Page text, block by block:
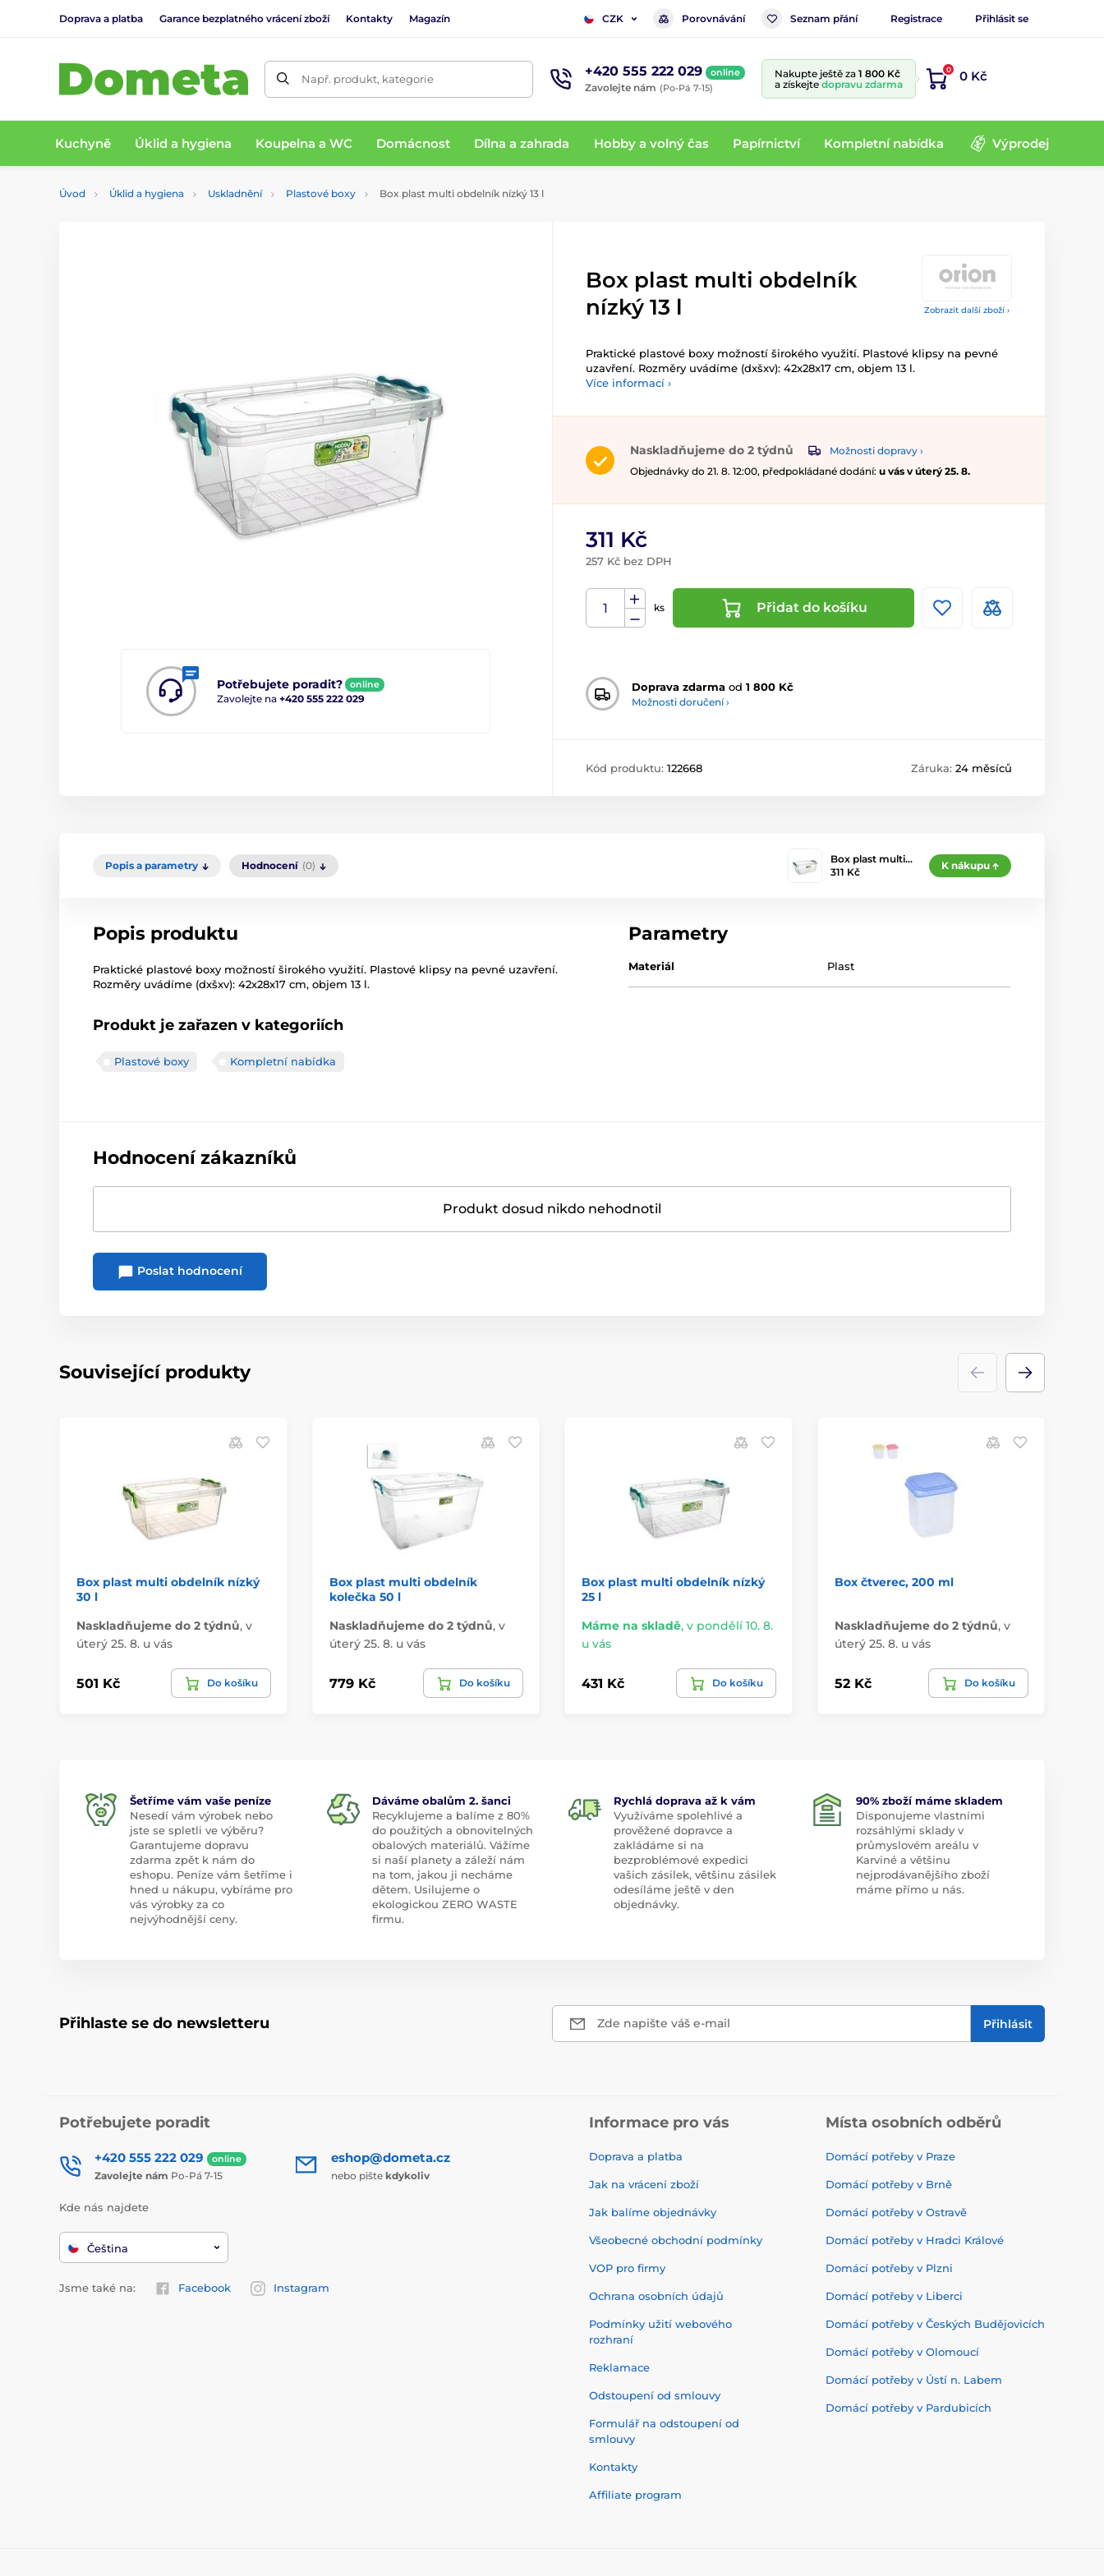
Doprava a platba Garance bezplatného vrácení zboží Kontakty Magazín CZK Porovnávání Seznam přání Registrace Přihlásit se
Např. produkt, kategorie +420 555 222 029 online
Zavolejte nám (Po-Pá 7-15)
Nakupte ještě za 1 800 Kč
a získejte dopravu zdarma
0 0 Kč
Kuchyně Úklid a hygiena Koupelna a WC Domácnost Dílna a zahrada Hobby a volný čas Papírnictví Kompletní nabídka Výprodej
Úvod Úklid a hygiena Uskladnění Plastové boxy Box plast multi obdelník nízký 13 l
Zobrazit další zboží ›
Potřebujete poradit? online
Zavolejte na +420 555 222 029
Box plast multi obdelník
nízký 13 l
Praktické plastové boxy možností širokého využití. Plastové klipsy na pevné
uzavření. Rozměry uvádíme (dxšxv): 42x28x17 cm, objem 13 l.
Více informací ›
Naskladňujeme do 2 týdnů
Možnosti dopravy ›
Objednávky do 21. 8. 12:00, předpokládané dodání: u vás v úterý 25. 8.
311 Kč
257 Kč bez DPH
ks Přidat do košíku
Doprava zdarma od 1 800 Kč
Možnosti doručení ›
Kód produktu: 122668 Záruka: 24 měsíců
Popis a parametry Hodnocení (0)
Box plast multi…
311 Kč
K nákupu
Popis produktu
Praktické plastové boxy možností širokého využití. Plastové klipsy na pevné uzavření.
Rozměry uvádíme (dxšxv): 42x28x17 cm, objem 13 l.
Produkt je zařazen v kategoriích
Plastové boxy Kompletní nabídka
Parametry
Materiál Plast
Hodnocení zákazníků
Produkt dosud nikdo nehodnotil
Poslat hodnocení
Související produkty
Box plast multi obdelník nízký
30 l
Naskladňujeme do 2 týdnů, v
úterý 25. 8. u vás
501 Kč Do košíku
Box plast multi obdelník
kolečka 50 l
Naskladňujeme do 2 týdnů, v
úterý 25. 8. u vás
779 Kč Do košíku
Box plast multi obdelník nízký
25 l
Máme na skladě, v pondělí 10. 8.
u vás
431 Kč Do košíku
Box čtverec, 200 ml
Naskladňujeme do 2 týdnů, v
úterý 25. 8. u vás
52 Kč Do košíku
Šetříme vám vaše peníze
Nesedí vám výrobek nebo
jste se spletli ve výběru?
Garantujeme dopravu
zdarma zpět k nám do
eshopu. Peníze vám šetříme i
hned u nákupu, vybíráme pro
vás výrobky za co
nejvýhodnější ceny.
Dáváme obalům 2. šanci
Recyklujeme a balíme z 80%
do použitých a obnovitelných
obalových materiálů. Vážíme
si naší planety a záleží nám
na tom, jakou ji necháme
dětem. Usilujeme o
ekologickou ZERO WASTE
firmu.
Rychlá doprava až k vám
Využíváme spolehlivé a
prověžené dopravce a
zakládáme si na
bezproblémové expedici
vašich zásilek, většinu zásilek
odesíláme ještě v den
objednávky.
90% zboží máme skladem
Disponujeme vlastními
rozsáhlými sklady v
průmyslovém areálu v
Karviné a většinu
nejprodávanějšího zboží
máme přímo u nás.
Přihlaste se do newsletteru Zde napište váš e-mail Přihlásit
Potřebujete poradit
+420 555 222 029 online
Zavolejte nám Po-Pá 7-15
eshop@dometa.cz
nebo pište kdykoliv
Kde nás najdete
Čeština
Jsme také na: Facebook Instagram
Informace pro vás
Doprava a platba
Jak na vrácení zboží
Jak balíme objednávky
Všeobecné obchodní podmínky
VOP pro firmy
Ochrana osobních údajů
Podmínky užití webového
rozhraní
Reklamace
Odstoupení od smlouvy
Formulář na odstoupení od
smlouvy
Kontakty
Affiliate program
Místa osobních odběrů
Domácí potřeby v Praze
Domácí potřeby v Brně
Domácí potřeby v Ostravě
Domácí potřeby v Hradci Králové
Domácí potřeby v Plzni
Domácí potřeby v Liberci
Domácí potřeby v Českých Budějovicích
Domácí potřeby v Olomoucí
Domácí potřeby v Ústí n. Labem
Domácí potřeby v Pardubicích